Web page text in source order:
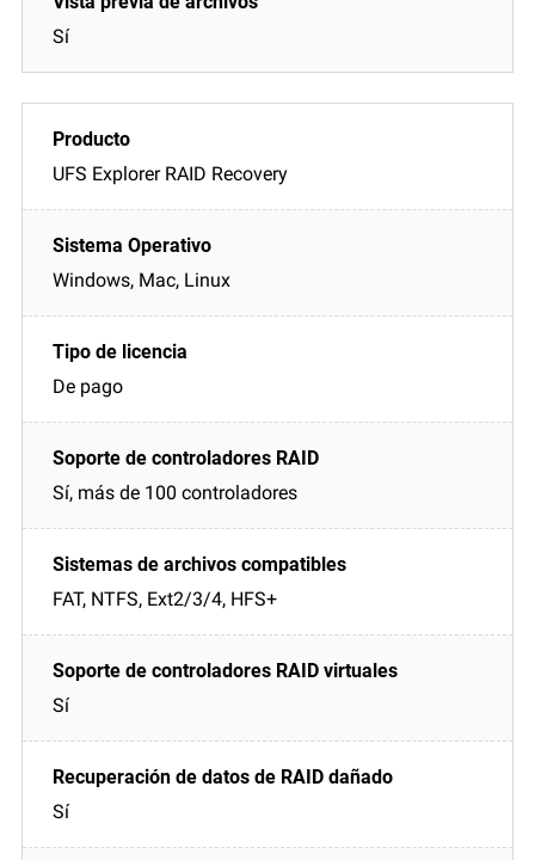
Sí
UFS Explorer RAID Recovery
Windows, Mac, Linux
De pago
Sí, más de 100 controladores
FAT, NTFS, Ext2/3/4, HFS+
Sí
Sí